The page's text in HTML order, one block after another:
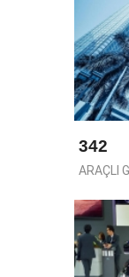
342
ARAÇLI